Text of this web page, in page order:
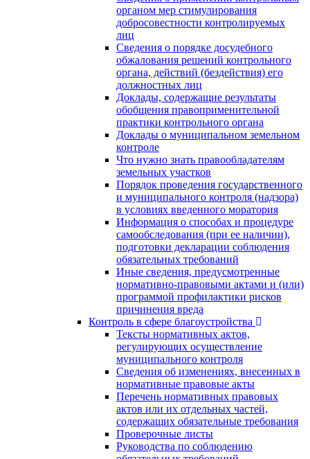
органом мер стимулирования
добросовестности контролируемых
лиц
Сведения о порядке досудебного
обжалования решений контрольного
органа, действий (бездействия) его
должностных лиц
Доклады, содержащие результаты
обобщения правоприменительной
практики контрольного органа
Доклады о муниципальном земельном
контроле
Что нужно знать правообладателям
земельных участков
Порядок проведения государственного
и муниципального контроля (надзора)
в условиях введенного моратория
Информация о способах и процедуре
самообследования (при ее наличии),
подготовки декларации соблюдения
обязательных требований
Иные сведения, предусмотренные
нормативно-правовыми актами и (или)
программой профилактики рисков
причинения вреда
Контроль в сфере благоустройства
Тексты нормативных актов,
регулирующих осуществление
муниципального контроля
Сведения об изменениях, внесенных в
нормативные правовые акты
Перечень нормативных правовых
актов или их отдельных частей,
содержащих обязательные требования
Проверочные листы
Руководства по соблюдению